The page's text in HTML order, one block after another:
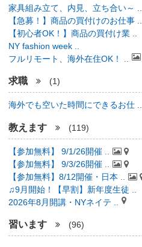
家具組み立て、内見、立ち合い～ ..
【急募！】商品の買付けのお仕事 ..
【初心者OK！】商品の買付け業 ..
NY fashion week ..
フルリモート、海外在住OK！ ..
求職 (1)
海外でも空いた時間にできるお仕 ..
教えます (119)
【参加無料】 9/1/26開催 ..
【参加無料】 9/3/26開催 ..
【参加無料】8/12開催・日本 ..
♫9月開始！【早割】新年度生徒 ..
2026年8月開講・NYネイテ ..
習います (96)